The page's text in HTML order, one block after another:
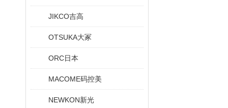
JIKCO吉高
OTSUKA大冢
ORC日本
MACOME码控美
NEWKON新光